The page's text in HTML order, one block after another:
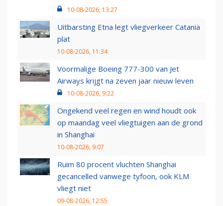
10-08-2026, 13:27
Uitbarsting Etna legt vliegverkeer Catania
plat
10-08-2026, 11:34
Voormalige Boeing 777-300 van Jet
Airways krijgt na zeven jaar nieuw leven
10-08-2026, 9:22
Ongekend veel regen en wind houdt ook
op maandag veel vliegtuigen aan de grond
in Shanghai
10-08-2026, 9:07
Ruim 80 procent vluchten Shanghai
gecancelled vanwege tyfoon, ook KLM
vliegt niet
09-08-2026, 12:55